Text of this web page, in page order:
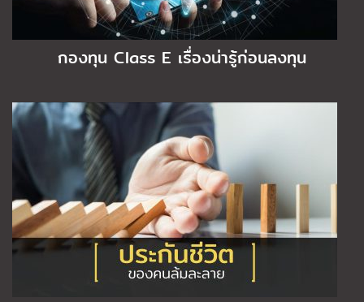
กองทุน Class E เรื่องน่ารู้ก่อนลงทุน